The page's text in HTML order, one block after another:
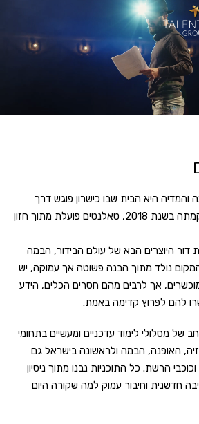
הבית שבו כישרון פוגש דרך
ברורה להצלחה. מאז הקמתה בשנת 2018, טאלנטים פועלת מתוך חזון
הבא של עולם הבידור, הבמה
מתוך הבנה פשוטה אך עמוקה, יש
לרבים מהם חסרים הכלים, הידע
קדימה באמת.
לימוד עדכניים ומעשיים בתחומי
הבמה ולראשונה בישראל גם
כל התוכניות נבנו מתוך ניסיון
עמוק למה שקורה היום